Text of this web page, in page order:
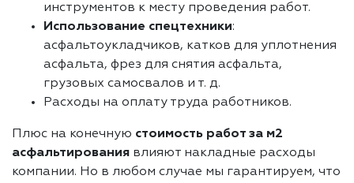
инструментов к месту проведения работ.
Использование спецтехники:
асфальтоукладчиков, катков для уплотнения
асфальта, фрез для снятия асфальта,
грузовых самосвалов и т. д.
Расходы на оплату труда работников.
Плюс на конечную стоимость работ за м2
асфальтирования влияют накладные расходы
компании. Но в любом случае мы гарантируем, что